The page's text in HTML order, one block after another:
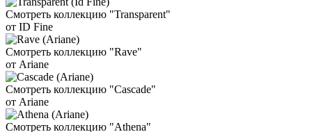
Смотреть коллекцию "Transparent"
от ID Fine
Смотреть коллекцию "Rave"
от Ariane
Смотреть коллекцию "Cascade"
от Ariane
Смотреть коллекцию "Athena"